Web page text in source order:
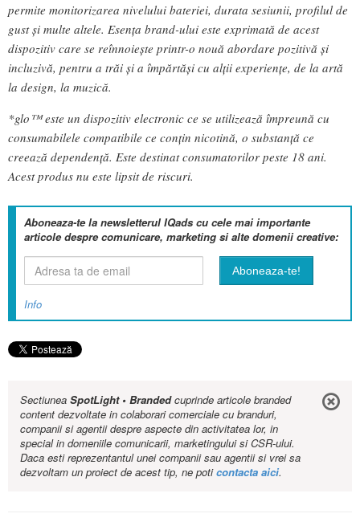
permite monitorizarea nivelului bateriei, durata sesiunii, profilul de
gust și multe altele. Esența brand-ului este exprimată de acest
dispozitiv care se reînnoiește printr-o nouă abordare pozitivă și
incluzivă, pentru a trăi și a împărtăși cu alții experiențe, de la artă
la design, la muzică.
*glo™ este un dispozitiv electronic ce se utilizează împreună cu
consumabilele compatibile ce conțin nicotină, o substanță ce
creează dependență. Este destinat consumatorilor peste 18 ani.
Acest produs nu este lipsit de riscuri.
Aboneaza-te la newsletterul IQads cu cele mai importante
articole despre comunicare, marketing si alte domenii creative:
Info
Sectiunea SpotLight • Brandedcuprinde articole branded
content dezvoltate in colaborari comerciale cu branduri,
companii si agentii despre aspecte din activitatea lor, in
special in domeniile comunicarii, marketingului si CSR-ului.
Daca esti reprezentantul unei companii sau agentii si vrei sa
dezvoltam un proiect de acest tip, ne poticontacta aici.